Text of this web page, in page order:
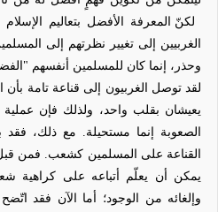
لكنّ المعرفة الأفضل بتعاليم
الغربيين إلى تغيير نظرتهم إلى
وحذر، إنما كان للمسلمين أنفسهم
لقد توصل الغربيون إلى قناعة تامة بأن
يعيشان بقلب واحد، ولذلك فإن
الصعوبة إنما مستحيلة. مع ذلك، فقد
القناعة على المسلمين كشعب. فمن قبل،
يمكن أن يعلّم أتباعه على كراهية
وإلغائه من الوجود؛ أما الآن فقد